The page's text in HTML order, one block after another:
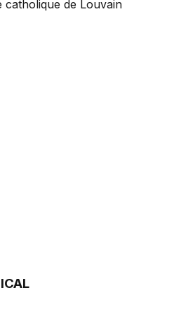
catholique de Louvain